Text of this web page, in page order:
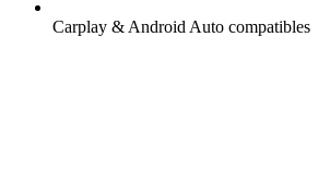
Carplay & Android Auto compatibles